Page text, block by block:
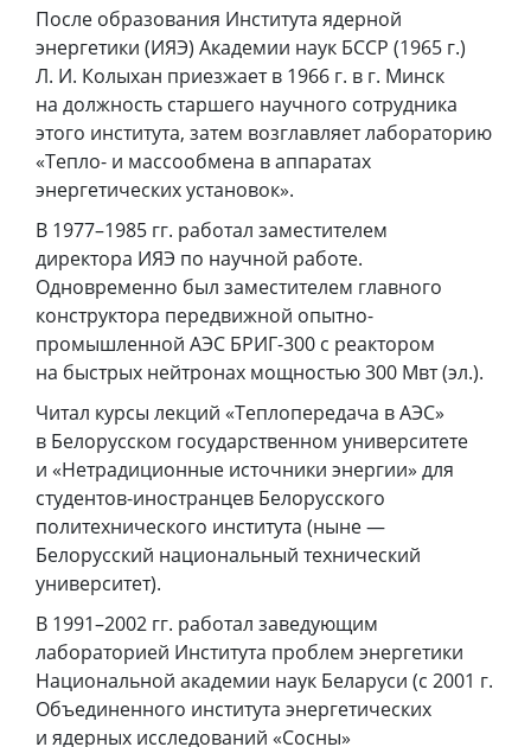
После образования Института ядерной
энергетики (ИЯЭ) Академии наук БССР (1965 г.)
Л. И. Колыхан приезжает в 1966 г. в г. Минск
на должность старшего научного сотрудника
этого института, затем возглавляет лабораторию
«Тепло- и массообмена в аппаратах
энергетических установок».
В 1977–1985 гг. работал заместителем
директора ИЯЭ по научной работе.
Одновременно был заместителем главного
конструктора передвижной опытно-
промышленной АЭС БРИГ-300 с реактором
на быстрых нейтронах мощностью 300 Мвт (эл.).
Читал курсы лекций «Теплопередача в АЭС»
в Белорусском государственном университете
и «Нетрадиционные источники энергии» для
студентов-иностранцев Белорусского
политехнического института (ныне —
Белорусский национальный технический
университет).
В 1991–2002 гг. работал заведующим
лабораторией Института проблем энергетики
Национальной академии наук Беларуси (с 2001 г.
Объединенного института энергетических
и ядерных исследований «Сосны»